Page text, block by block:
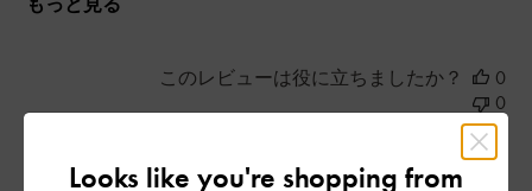
このレビューは役に立ちましたか？
0
0
Looks like you're shopping from